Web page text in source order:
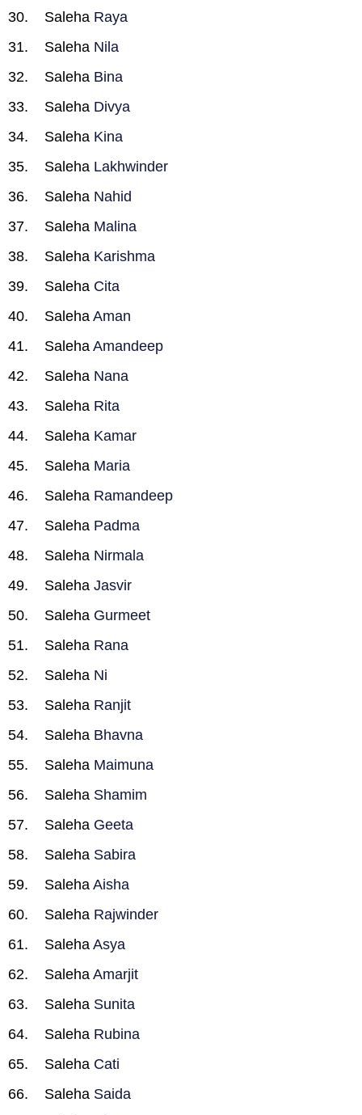
Saleha Raya
Saleha Nila
Saleha Bina
Saleha Divya
Saleha Kina
Saleha Lakhwinder
Saleha Nahid
Saleha Malina
Saleha Karishma
Saleha Cita
Saleha Aman
Saleha Amandeep
Saleha Nana
Saleha Rita
Saleha Kamar
Saleha Maria
Saleha Ramandeep
Saleha Padma
Saleha Nirmala
Saleha Jasvir
Saleha Gurmeet
Saleha Rana
Saleha Ni
Saleha Ranjit
Saleha Bhavna
Saleha Maimuna
Saleha Shamim
Saleha Geeta
Saleha Sabira
Saleha Aisha
Saleha Rajwinder
Saleha Asya
Saleha Amarjit
Saleha Sunita
Saleha Rubina
Saleha Cati
Saleha Saida